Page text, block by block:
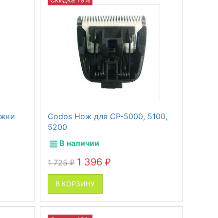
Codos Нож для СР-5000, 5100,
5200
В наличии
1 725₽ 1 396₽
В КОРЗИНУ